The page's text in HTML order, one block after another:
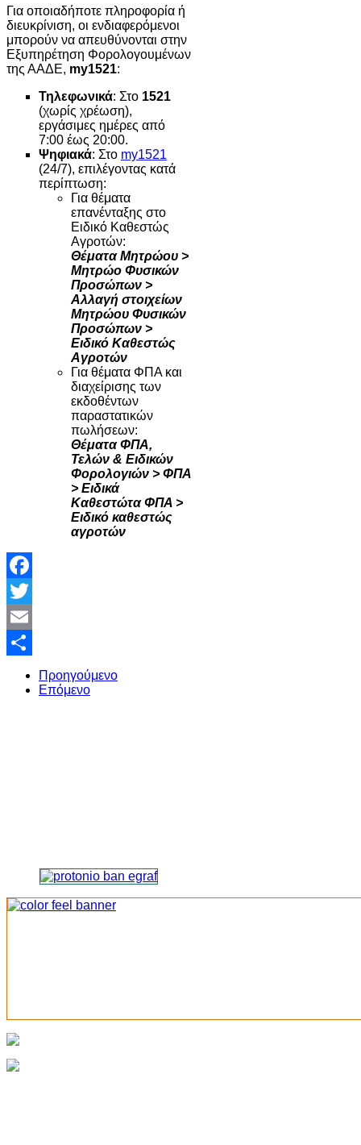
Για οποιαδήποτε πληροφορία ή
διευκρίνιση, οι ενδιαφερόμενοι
μπορούν να απευθύνονται στην
Εξυπηρέτηση Φορολογουμένων
της ΑΑΔΕ, my1521:
Τηλεφωνικά: Στο 1521
(χωρίς χρέωση),
εργάσιμες ημέρες από
7:00 έως 20:00.
Ψηφιακά: Στο my1521
(24/7), επιλέγοντας κατά
περίπτωση:
Για θέματα
επανένταξης στο
Ειδικό Καθεστώς
Αγροτών:
Θέματα Μητρώου >
Μητρώο Φυσικών
Προσώπων >
Αλλαγή στοιχείων
Μητρώου Φυσικών
Προσώπων >
Ειδικό Καθεστώς
Αγροτών
Για θέματα ΦΠΑ και
διαχείρισης των
εκδοθέντων
παραστατικών
πωλήσεων:
Θέματα ΦΠΑ,
Τελών & Ειδικών
Φορολογιών > ΦΠΑ
> Ειδικά
Καθεστώτα ΦΠΑ >
Ειδικό καθεστώς
αγροτών
Facebook
Twitter
Email
Share
Προηγούμενο
Επόμενο